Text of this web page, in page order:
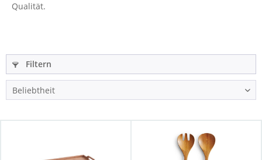
Qualität.
Filtern